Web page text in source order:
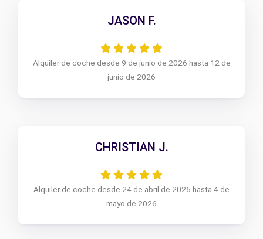
JASON F.
Alquiler de coche desde 9 de junio de 2026 hasta 12 de
junio de 2026
CHRISTIAN J.
Alquiler de coche desde 24 de abril de 2026 hasta 4 de
mayo de 2026